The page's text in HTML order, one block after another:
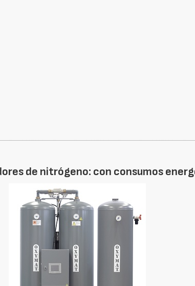
de nitrógeno: con consumos